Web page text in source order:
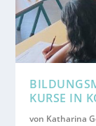
KURSE IN
von Katharina